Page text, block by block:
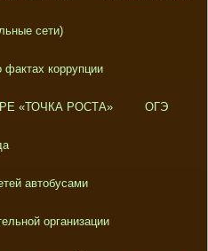
сети)
коррупции
«ТОЧКА РОСТА» ОГЭ
автобусами
организации